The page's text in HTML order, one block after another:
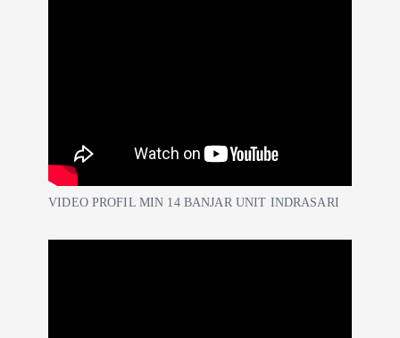
VIDEO PROFIL MIN 14 BANJAR UNIT INDRASARI